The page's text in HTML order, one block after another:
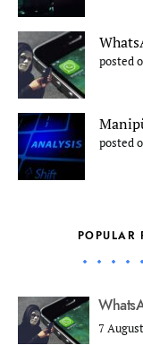
posted
posted
POPULAR
7